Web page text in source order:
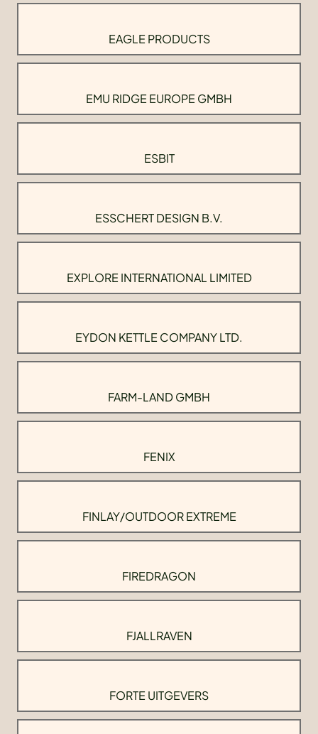
EAGLE PRODUCTS
EMU RIDGE EUROPE GMBH
ESBIT
ESSCHERT DESIGN B.V.
EXPLORE INTERNATIONAL LIMITED
EYDON KETTLE COMPANY LTD.
FARM-LAND GMBH
FENIX
FINLAY/OUTDOOR EXTREME
FIREDRAGON
FJALLRAVEN
FORTE UITGEVERS